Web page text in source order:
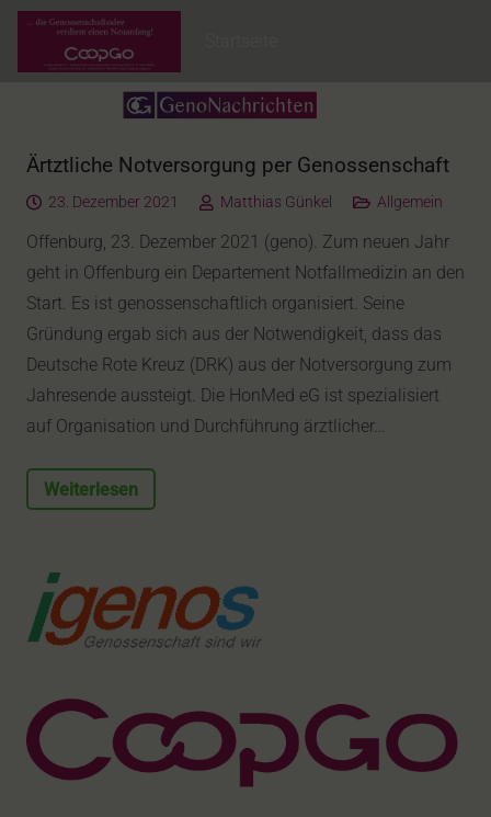
Ärtztliche Notversorgung per Genossenschaft
23. Dezember 2021 Matthias Günkel Allgemein
Offenburg, 23. Dezember 2021 (geno). Zum neuen Jahr
geht in Offenburg ein Departement Notfallmedizin an den
Start. Es ist genossenschaftlich organisiert. Seine
Gründung ergab sich aus der Notwendigkeit, dass das
Deutsche Rote Kreuz (DRK) aus der Notversorgung zum
Jahresende aussteigt. Die HonMed eG ist spezialisiert
auf Organisation und Durchführung ärztlicher…
Weiterlesen